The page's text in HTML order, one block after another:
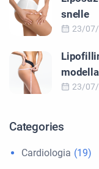
snelle
23/
23/
Categories
Cardiologia (19)